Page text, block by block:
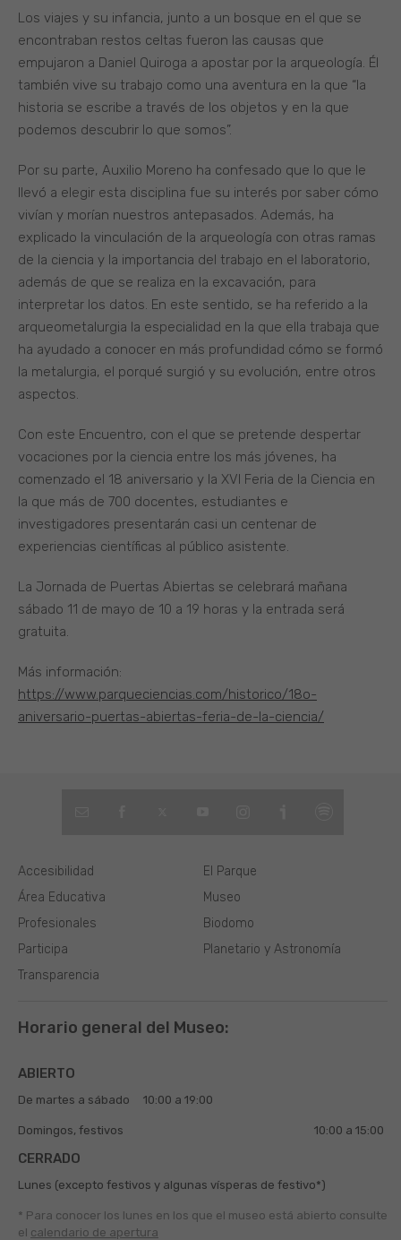
Los viajes y su infancia, junto a un bosque en el que se
encontraban restos celtas fueron las causas que
empujaron a Daniel Quiroga a apostar por la arqueología. Él
también vive su trabajo como una aventura en la que “la
historia se escribe a través de los objetos y en la que
podemos descubrir lo que somos”.
Por su parte, Auxilio Moreno ha confesado que lo que le
llevó a elegir esta disciplina fue su interés por saber cómo
vivían y morían nuestros antepasados. Además, ha
explicado la vinculación de la arqueología con otras ramas
de la ciencia y la importancia del trabajo en el laboratorio,
además de que se realiza en la excavación, para
interpretar los datos. En este sentido, se ha referido a la
arqueometalurgia la especialidad en la que ella trabaja que
ha ayudado a conocer en más profundidad cómo se formó
la metalurgia, el porqué surgió y su evolución, entre otros
aspectos.
Con este Encuentro, con el que se pretende despertar
vocaciones por la ciencia entre los más jóvenes, ha
comenzado el 18 aniversario y la XVI Feria de la Ciencia en
la que más de 700 docentes, estudiantes e
investigadores presentarán casi un centenar de
experiencias científicas al público asistente.
La Jornada de Puertas Abiertas se celebrará mañana
sábado 11 de mayo de 10 a 19 horas y la entrada será
gratuita.
Más información:
https://www.parqueciencias.com/historico/18o-
aniversario-puertas-abiertas-feria-de-la-ciencia/
El Parque
Museo
Biodomo
Planetario y Astronomía
Área Educativa
Profesionales
Participa
Transparencia
Accesibilidad
Horario general del Museo:
ABIERTO
De martes a sábado 10:00 a 19:00
Domingos, festivos 10:00 a 15:00
CERRADO
Lunes (excepto festivos y algunas vísperas de festivo*)
* Para conocer los lunes en los que el museo está abierto consulte
el calendario de apertura